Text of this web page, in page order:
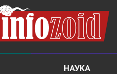
НАУКА